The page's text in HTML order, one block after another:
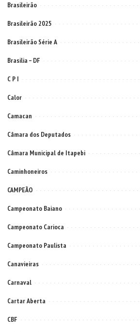
Brasileirão
Brasileirão 2025
Brasileirão Série A
Brasilia – DF
C P I
Calor
Camacan
Câmara dos Deputados
Câmara Municipal de Itapebi
Caminhoneiros
CAMPEÃO
Campeonato Baiano
Campeonato Carioca
Campeonato Paulista
Canavieiras
Carnaval
Cartar Aberta
CBF